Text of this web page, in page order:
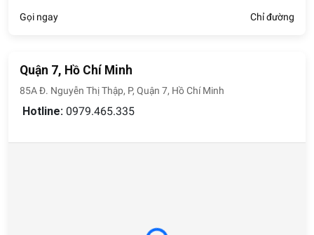
Gọi ngay Chỉ đường
Quận 7, Hồ Chí Minh
85A Đ. Nguyễn Thị Thập, P, Quận 7, Hồ Chí Minh
Hotline: 0979.465.335